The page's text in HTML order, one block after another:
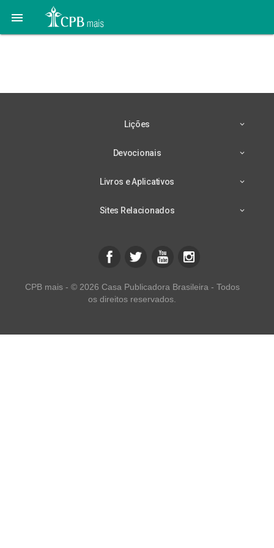

Lições
Devocionais
Livros e Aplicativos
Sites Relacionados
CPB mais - © 2026 Casa Publicadora Brasileira - Todos
os direitos reservados.